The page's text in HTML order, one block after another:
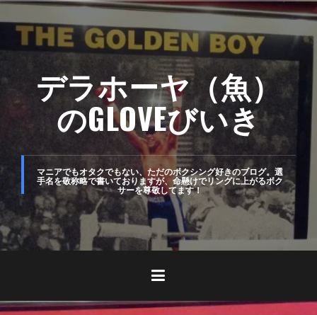
ン
キ
プ
デラホーヤ（魚）
のGLOVEびいき
マニアでもオタクでもない、ただのボクシング好きのブログ。選
手名を敬称略で書いておりますが、命懸けでリングに上がるボク
サーを尊敬してます！